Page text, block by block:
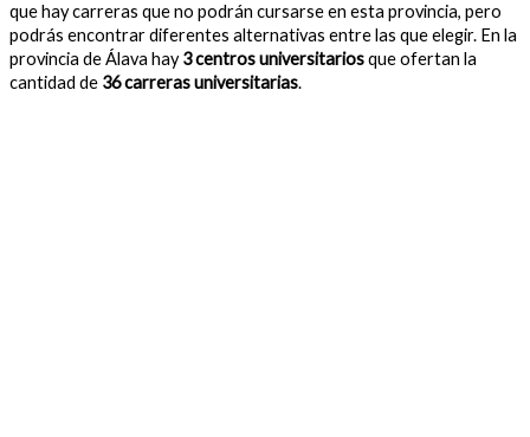
que hay carreras que no podrán cursarse en esta provincia, pero
podrás encontrar diferentes alternativas entre las que elegir. En la
provincia de Álava hay3 centros universitariosque ofertan la
cantidad de 36 carreras universitarias.